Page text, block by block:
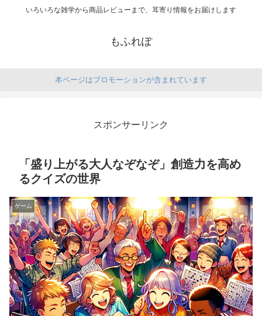
いろいろな雑学から商品レビューまで、耳寄り情報をお届けします
もふれぽ
本ページはプロモーションが含まれています
スポンサーリンク
「盛り上がる大人なぞなぞ」創造力を高め
るクイズの世界
ゲーム